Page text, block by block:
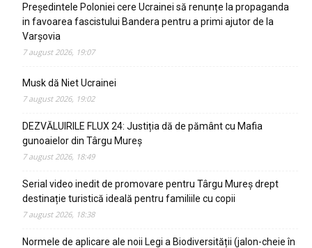
Președintele Poloniei cere Ucrainei să renunțe la propaganda
in favoarea fascistului Bandera pentru a primi ajutor de la
Varșovia
7 august 2026, 19:07
Musk dă Niet Ucrainei
7 august 2026, 19:02
DEZVĂLUIRILE FLUX 24: Justiția dă de pământ cu Mafia
gunoaielor din Târgu Mureș
7 august 2026, 18:49
Serial video inedit de promovare pentru Târgu Mureș drept
destinație turistică ideală pentru familiile cu copii
7 august 2026, 18:38
Normele de aplicare ale noii Legi a Biodiversității (jalon-cheie în